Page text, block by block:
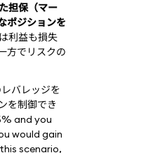
担保（マー
ポジションを
利益も損失
方でリスクの
バレッジを
を制御でき
and you
would gain
scenario,